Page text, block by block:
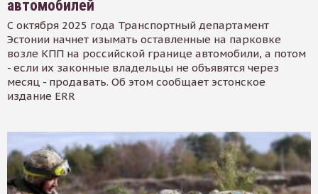
автомобилей
С октября 2025 года Транспортный департамент
Эстонии начнет изымать оставленные на парковке
возле КПП на российской границе автомобили, а потом
- если их законные владельцы не объявятся через
месяц - продавать. Об этом сообщает эстонское
издание ERR